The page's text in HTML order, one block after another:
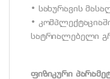
• სახურავის
•
სატრიალებელი
ფიზიკური